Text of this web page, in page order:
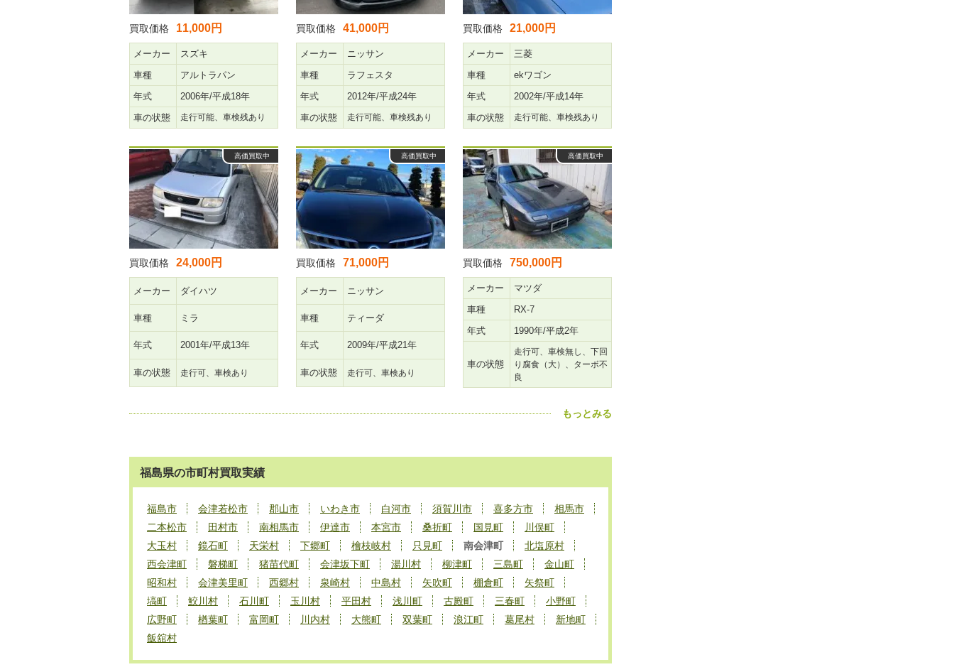
買取価格 11,000円
メーカー
スズキ
車種
アルトラパン
年式
2006年/平成18年
車の状態
走行可能、車検残あり
買取価格 41,000円
メーカー
ニッサン
車種
ラフェスタ
年式
2012年/平成24年
車の状態
走行可能、車検残あり
買取価格 21,000円
メーカー
三菱
車種
ekワゴン
年式
2002年/平成14年
車の状態
走行可能、車検残あり
高価買取中
買取価格 24,000円
メーカー ダイハツ
車種 ミラ
年式 2001年/平成13年
車の状態 走行可、車検あり
高価買取中
買取価格 71,000円
メーカー ニッサン
車種 ティーダ
年式 2009年/平成21年
車の状態 走行可、車検あり
高価買取中
買取価格 750,000円
メーカー
マツダ
車種
RX-7
年式
1990年/平成2年
車の状態
走行可、車検無し、下回
り腐食（大）、ターボ不
良
もっとみる
福島県の市町村買取実績
福島市 会津若松市 郡山市 いわき市 白河市 須賀川市 喜多方市
相馬市
二本松市
田村市 南相馬市 伊達市 本宮市 桑折町 国見町
川俣町
大玉村
鏡石町 天栄村 下郷町 檜枝岐村 只見町 南会津町
北塩原村
西会津町
磐梯町 猪苗代町 会津坂下町 湯川村 柳津町 三島町
金山町
昭和村
会津美里町 西郷村 泉崎村 中島村 矢吹町 棚倉町
矢祭町
塙町
鮫川村 石川町 玉川村 平田村 浅川町 古殿町 三春町
小野町
広野町
楢葉町 富岡町 川内村 大熊町 双葉町 浪江町 葛尾村
新地町
飯舘村